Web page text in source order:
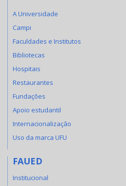
A Universidade
Campi
Faculdades e Institutos
Bibliotecas
Hospitais
Restaurantes
Fundações
Apoio estudantil
Internacionalização
Uso da marca UFU
FAUED
Institucional